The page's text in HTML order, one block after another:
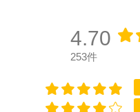
4.70
253件